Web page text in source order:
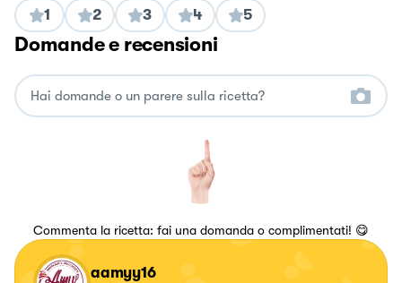
1 2 3 4 5
Domande e recensioni
Commenta la ricetta: fai una domanda o complimentati! 😋
aamyy16